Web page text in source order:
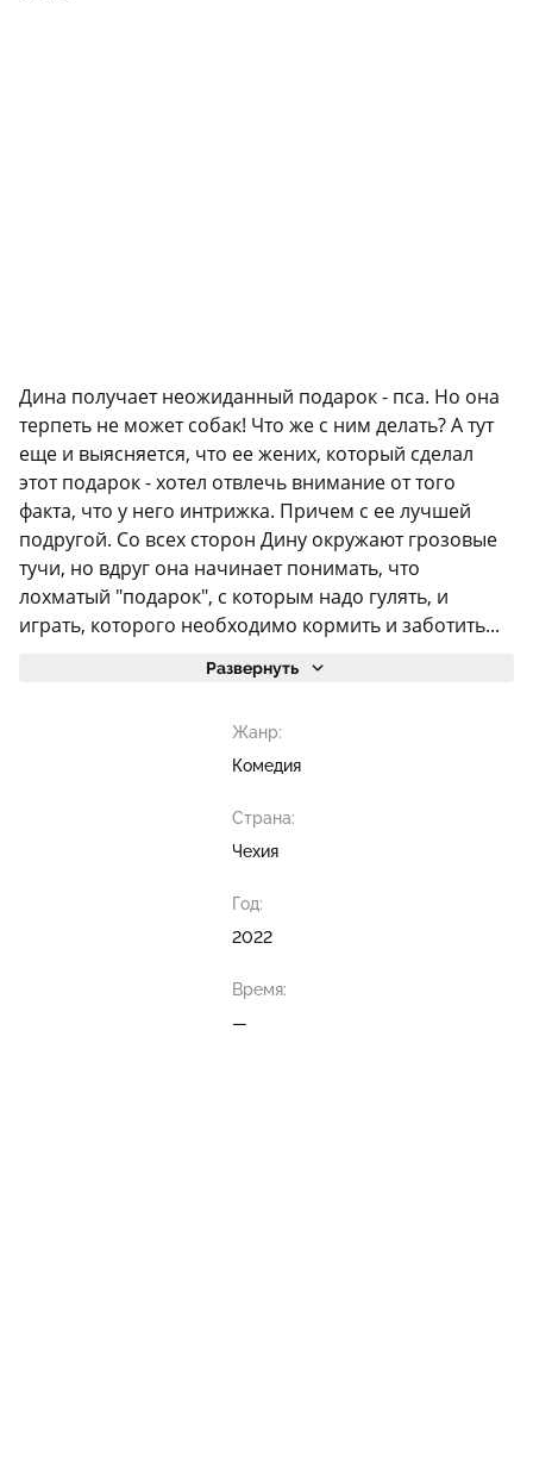
Дина получает неожиданный подарок - пса. Но она
терпеть не может собак! Что же с ним делать? А тут
еще и выясняется, что ее жених, который сделал
этот подарок - хотел отвлечь внимание от того
факта, что у него интрижка. Причем с ее лучшей
подругой. Со всех сторон Дину окружают грозовые
тучи, но вдруг она начинает понимать, что
лохматый "подарок", с которым надо гулять, и
играть, которого необходимо кормить и заботить...
Развернуть
Жанр:
Комедия
Страна:
Чехия
Год:
2022
Время:
—